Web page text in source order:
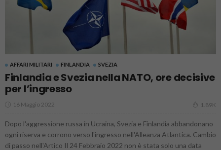
AFFARI MILITARI FINLANDIA SVEZIA
Finlandia e Svezia nella NATO, ore decisive
per l’ingresso
16 Maggio 2022 1.89K
Dopo l'aggressione russa in Ucraina, Svezia e Finlandia abbandonano
ogni riserva e corrono verso l'ingresso nell'Alleanza Atlantica. Cambio
di passo nell'Artico Il 24 Febbraio 2022 non è stata solo una data